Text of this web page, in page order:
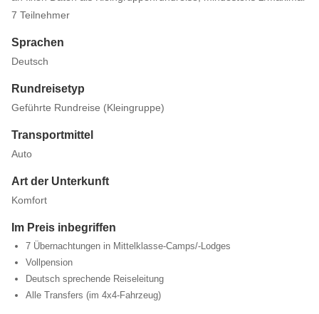
7 Teilnehmer
Sprachen
Deutsch
Rundreisetyp
Geführte Rundreise (Kleingruppe)
Transportmittel
Auto
Art der Unterkunft
Komfort
Im Preis inbegriffen
7 Übernachtungen in Mittelklasse-Camps/-Lodges
Vollpension
Deutsch sprechende Reiseleitung
Alle Transfers (im 4x4-Fahrzeug)